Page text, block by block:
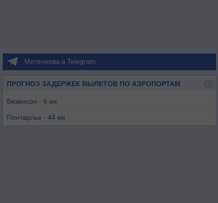
Метеонова в Telegram
ПРОГНОЗ ЗАДЕРЖЕК ВЫЛЕТОВ ПО АЭРОПОРТАМ
Безансон - 6 км
Понтарлье - 44 км